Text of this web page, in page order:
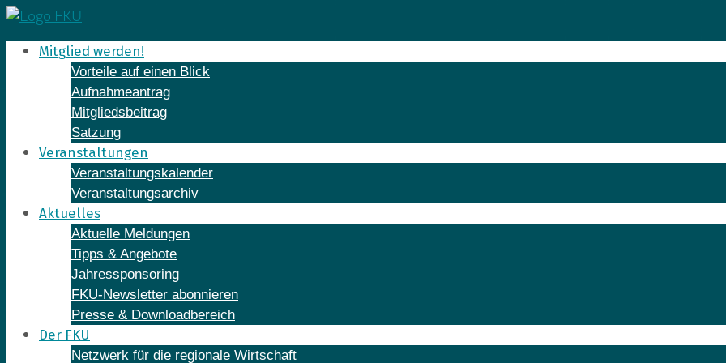
Skip
to
contentMitglied werden!
Vorteile auf einen Blick
Aufnahmeantrag
Mitgliedsbeitrag
Satzung
Veranstaltungen
Veranstaltungskalender
Veranstaltungsarchiv
Aktuelles
Aktuelle Meldungen
Tipps & Angebote
Jahressponsoring
FKU-Newsletter abonnieren
Presse & Downloadbereich
Der FKU
Netzwerk für die regionale Wirtschaft